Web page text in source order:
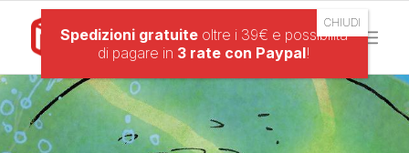
Spedizioni gratuite oltre i 39€ e possibilità
di pagare in 3 rate con Paypal!